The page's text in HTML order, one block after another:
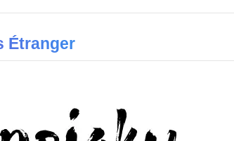
Étranger